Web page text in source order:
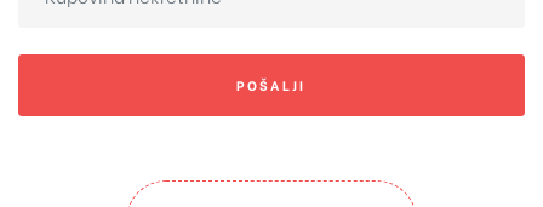
POŠALJI